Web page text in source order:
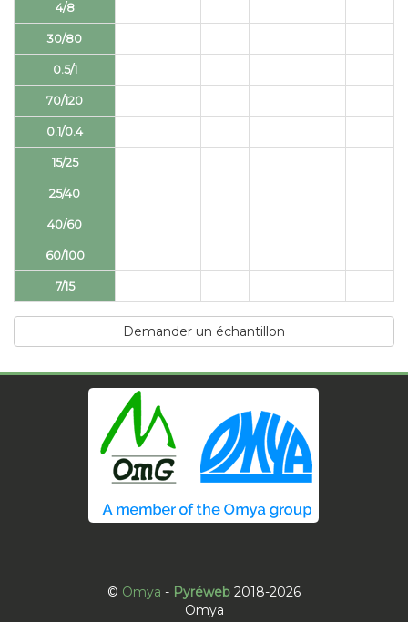
4/8
30/80
0.5/1
70/120
0.1/0.4
15/25
25/40
40/60
60/100
7/15
Demander un échantillon
© Omya - Pyréweb2018-2026
Omya